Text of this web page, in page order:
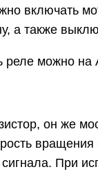
мосфета
модуль можно